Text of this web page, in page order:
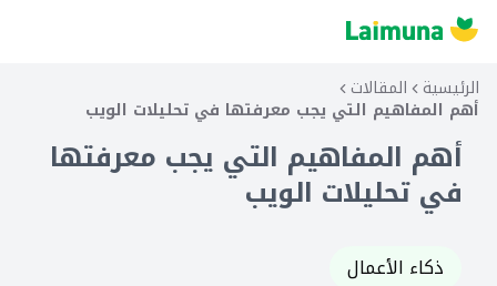
الرئيسية المقالات
أهم المفاهيم التي يجب معرفتها في تحليلات الويب
أهم المفاهيم التي يجب معرفتها
في تحليلات الويب
ذكاء الأعمال